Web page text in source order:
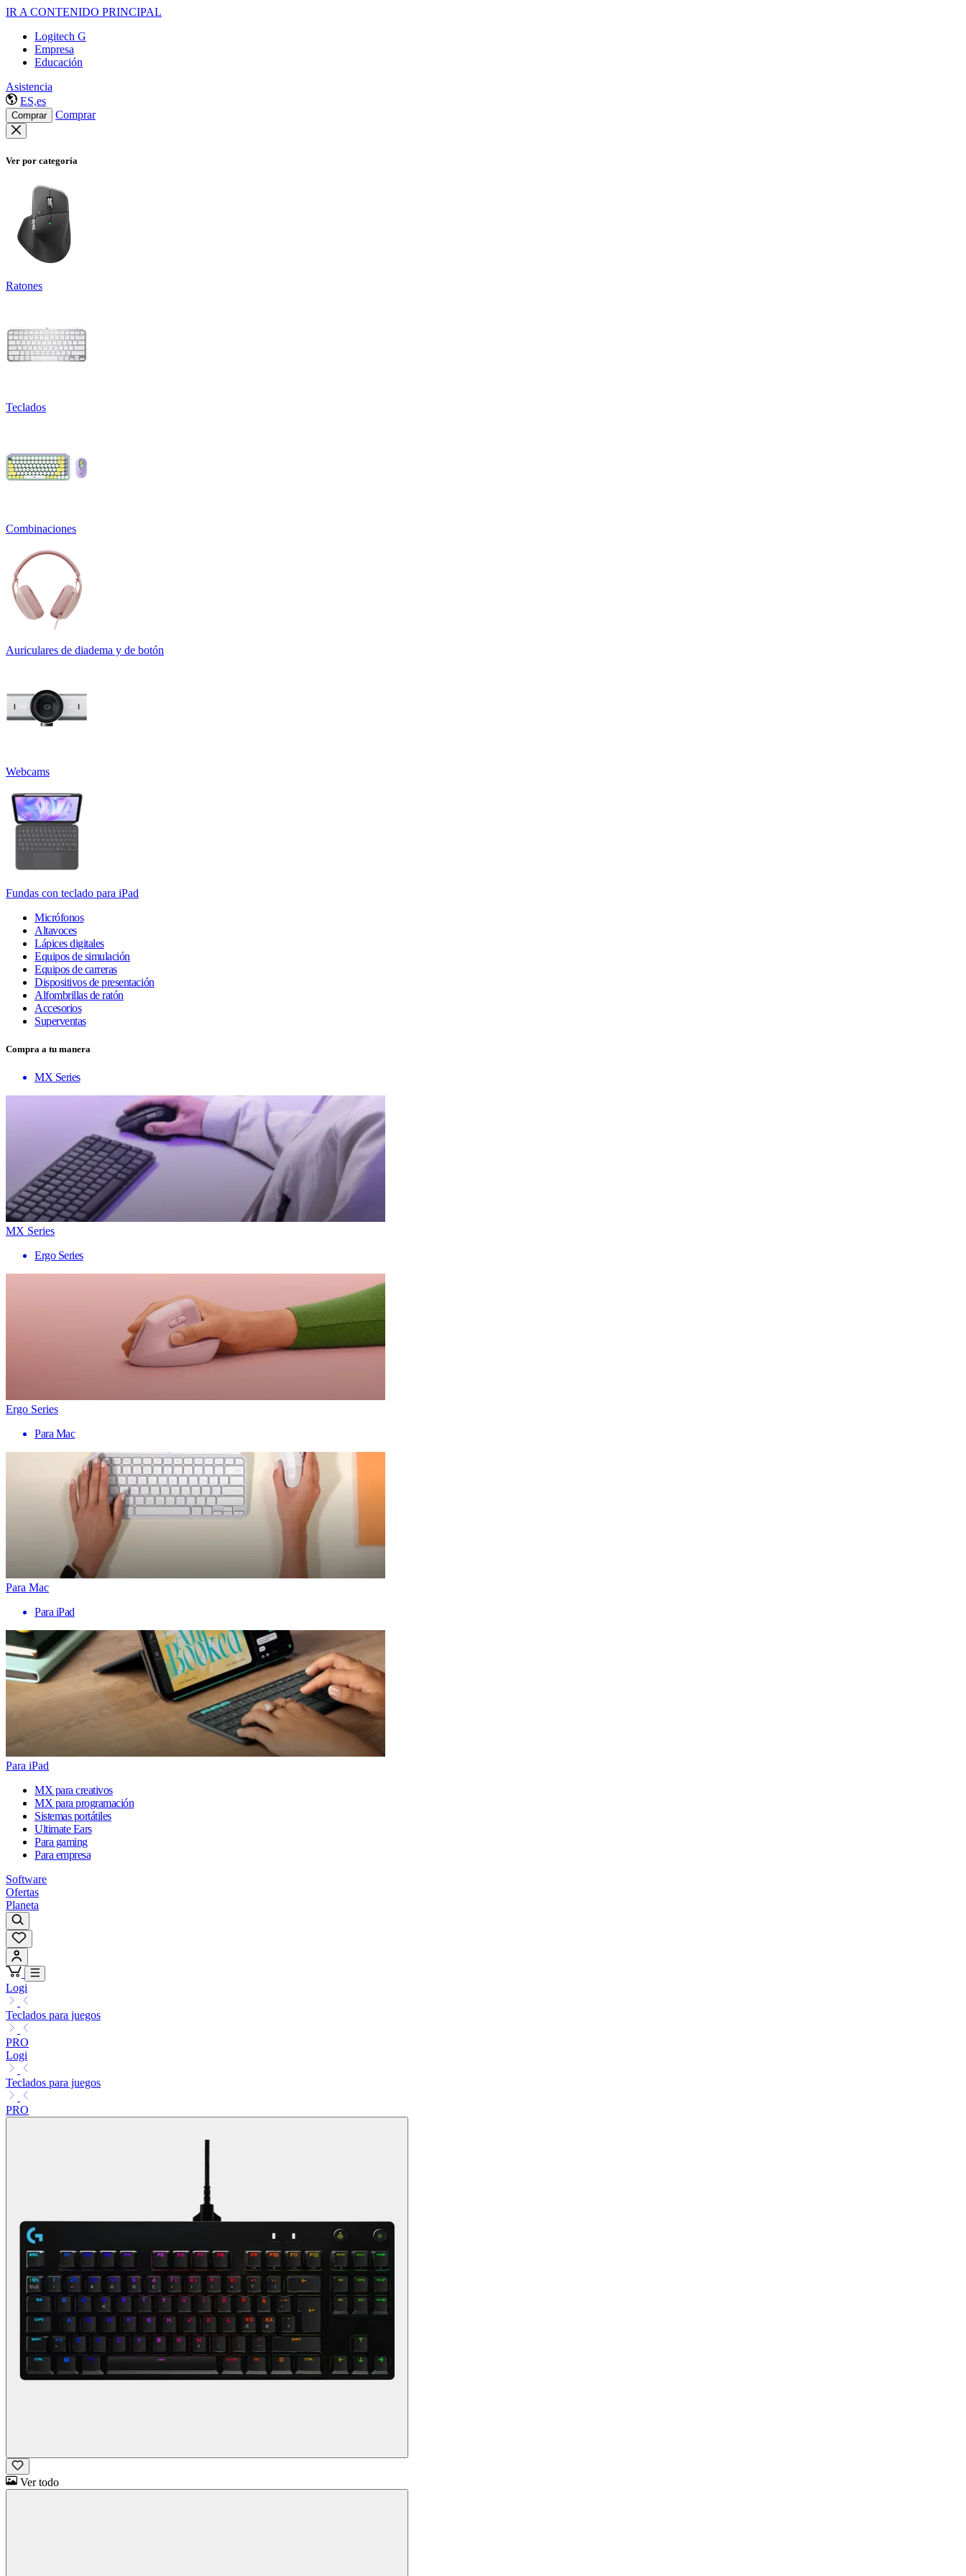
IR A CONTENIDO PRINCIPAL
Logitech G
Empresa
Educación
Asistencia
ES,es
Comprar Comprar
Ver por categoría
Ratones
Teclados
Combinaciones
Auriculares de diadema y de botón
Webcams
Fundas con teclado para iPad
Micrófonos
Altavoces
Lápices digitales
Equipos de simulación
Equipos de carreras
Dispositivos de presentación
Alfombrillas de ratón
Accesorios
Superventas
Compra a tu manera
MX Series
MX Series
Ergo Series
Ergo Series
Para Mac
Para Mac
Para iPad
Para iPad
MX para creativos
MX para programación
Sistemas portátiles
Ultimate Ears
Para gaming
Para empresa
Software
Ofertas
Planeta
Logi
Teclados para juegos
PRO
Logi
Teclados para juegos
PRO
Ver todo